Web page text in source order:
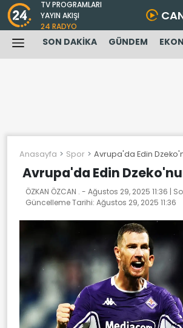
TV PROGRAMLARI
YAYIN AKIŞI
24 RADYO
SON DAKİKA GÜNDEM
Anasayfa Spor Avrupa'da Edin
Avrupa'da Edin
ÖZKAN ÖZCAN . - Ağustos 29, 2025 11:36 |
Güncelleme Tarihi: Ağustos 29, 2025 11:36